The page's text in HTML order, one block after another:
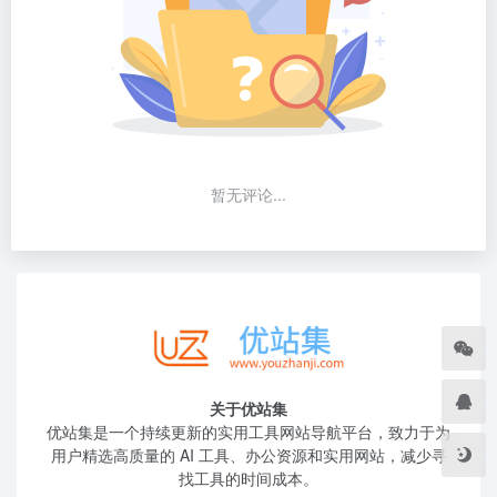
暂无评论...
关于优站集
优站集是一个持续更新的实用工具网站导航平台，致力于为
用户精选高质量的 AI 工具、办公资源和实用网站，减少寻
找工具的时间成本。